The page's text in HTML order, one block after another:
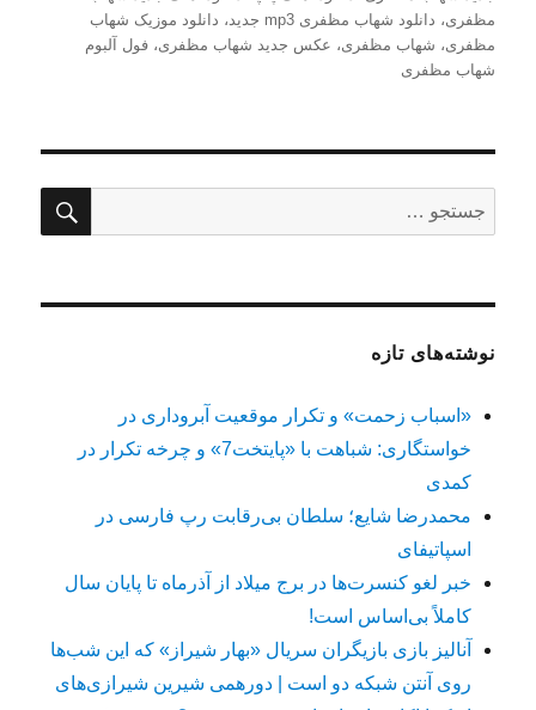
مظفری، دانلود شهاب مظفری mp3 جدید ، دانلود موزیک شهاب
مظفری، شهاب مظفری، عکس جدید شهاب مظفری،فول آلبوم
شهاب مظفری
برای:
نوشته‌های تازه
«اسباب زحمت» و تکرار موقعیت آبروداری در
خواستگاری: شباهت با «پایتخت7» و چرخه تکرار در
کمدی
محمدرضا شایع؛ سلطان بی‌رقابت رپ فارسی در
اسپاتیفای
خبر لغو کنسرت‌ها در برج میلاد از آذرماه تا پایان سال
کاملاً بی‌اساس است!
آنالیز بازی بازیگران سریال «بهار شیراز» که این شب‌ها
روی آنتن شبکه دو است | دورهمی شیرین شیرازی‌های